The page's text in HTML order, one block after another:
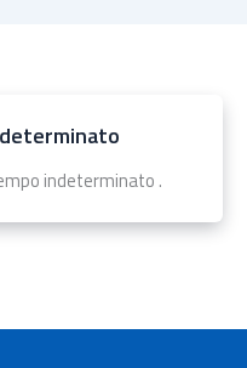
indeterminato .